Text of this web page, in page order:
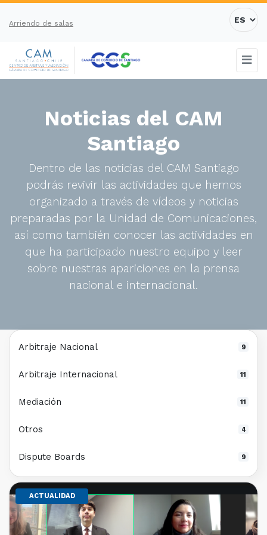
Arriendo de salas
Noticias del CAM
Santiago
Dentro de las noticias del CAM Santiago
podrás revivir las actividades que hemos
organizado a través de vídeos y noticias
preparadas por la Unidad de Comunicaciones,
así como también conocer las actividades en
que ha participado nuestro equipo y leer
sobre nuestras apariciones en la prensa
nacional e internacional.
ACTUALIDAD
Arbitraje Nacional 9
Arbitraje Internacional 11
Mediación 11
Otros 4
Dispute Boards 9